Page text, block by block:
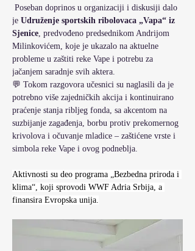
je Udruženje sportskih ribolovaca „Vapa“ iz
Sjenice, predvođeno predsednikom Andrijom
Milinkovićem, koje je ukazalo na aktuelne
probleme u zaštiti reke Vape i potrebu za
jačanjem saradnje svih aktera.
💬 Tokom razgovora učesnici su naglasili da je
potrebno više zajedničkih akcija i kontinuirano
praćenje stanja ribljeg fonda, sa akcentom na
suzbijanje zagađenja, borbu protiv prekomernog
krivolova i očuvanje mladice – zaštićene vrste i
simbola reke Vape i ovog podneblja.
Aktivnosti su deo programa „Bezbedna priroda i
klima“, koji sprovodi WWF Adria Srbija, a
finansira Evropska unija.